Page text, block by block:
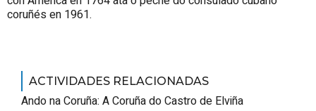
coruñés en 1961.
ACTIVIDADES RELACIONADAS
Ando na Coruña: A Coruña do Castro de Elviña